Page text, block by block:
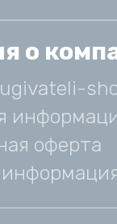
о
оферта